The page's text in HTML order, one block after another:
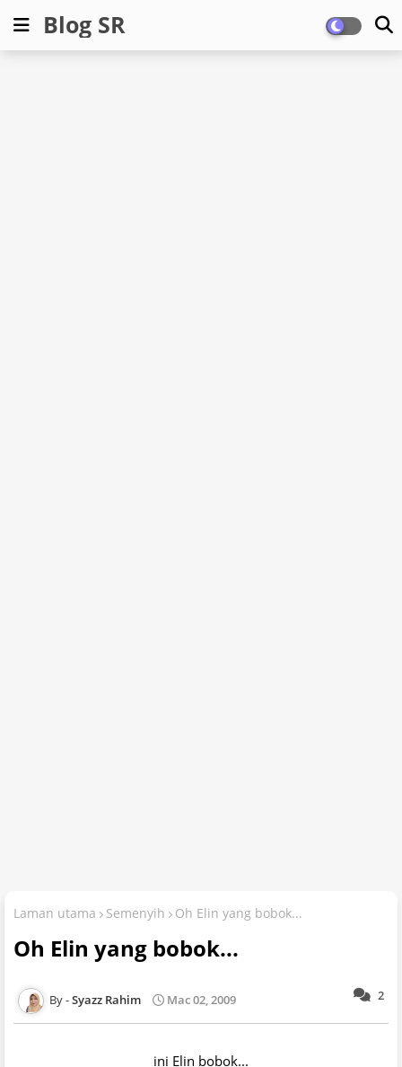
Blog SR
Laman utama Semenyih Oh Elin yang bobok...
Oh Elin yang bobok...
2
Syazz Rahim Mac 02, 2009
ini Elin bobok...